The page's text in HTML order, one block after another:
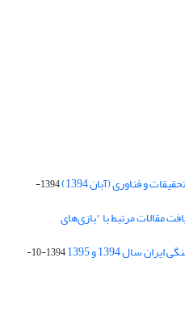
و فناوری (آبان 1394)
1394-
سال 1395 برای دریافت مقالات مرتبط با "بازی‌های
سال 1394 و 1395
1394-10-